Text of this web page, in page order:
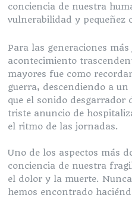
conciencia de nuestra
vulnerabilidad y pequeñez
Para las generaciones
acontecimiento
mayores fue como
guerra, descendiendo a
que el sonido desgarrador
triste anuncio de
el ritmo de las jornadas.
Uno de los aspectos más
conciencia de nuestra
el dolor y la muerte.
hemos encontrado